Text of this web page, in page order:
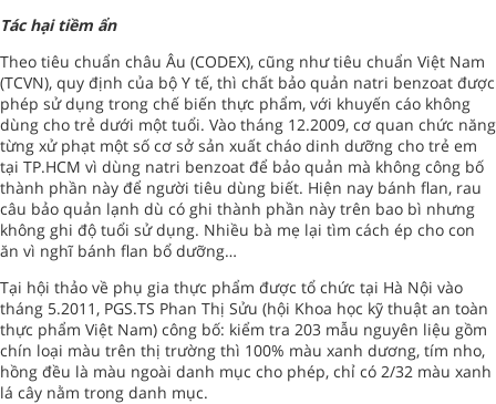
Tác hại tiềm ẩn
Theo tiêu chuẩn châu Âu (CODEX), cũng như tiêu chuẩn Việt Nam
(TCVN), quy định của bộ Y tế, thì chất bảo quản natri benzoat được
phép sử dụng trong chế biến thực phẩm, với khuyến cáo không
dùng cho trẻ dưới một tuổi. Vào tháng 12.2009, cơ quan chức năng
từng xử phạt một số cơ sở sản xuất cháo dinh dưỡng cho trẻ em
tại TP.HCM vì dùng natri benzoat để bảo quản mà không công bố
thành phần này để người tiêu dùng biết. Hiện nay bánh flan, rau
câu bảo quản lạnh dù có ghi thành phần này trên bao bì nhưng
không ghi độ tuổi sử dụng. Nhiều bà mẹ lại tìm cách ép cho con
ăn vì nghĩ bánh flan bổ dưỡng…
Tại hội thảo về phụ gia thực phẩm được tổ chức tại Hà Nội vào
tháng 5.2011, PGS.TS Phan Thị Sửu (hội Khoa học kỹ thuật an toàn
thực phẩm Việt Nam) công bố: kiểm tra 203 mẫu nguyên liệu gồm
chín loại màu trên thị trường thì 100% màu xanh dương, tím nho,
hồng đều là màu ngoài danh mục cho phép, chỉ có 2/32 màu xanh
lá cây nằm trong danh mục.